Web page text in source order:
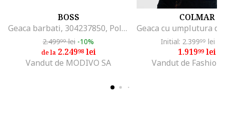
BOSS
Geaca barbati, 304237850, Poliester reciclat, Verde, Verde
2.49999lei -10%
de la2.24998lei
Vandut de MODIVO SA
COLMAR
Initial: 2.39999 lei
1.91999lei
Vandut de Fashion